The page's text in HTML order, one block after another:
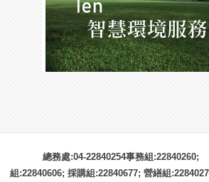
總務處:04-22840254事務組:22840260;
組:22840606; 採購組:22840677; 營繕組